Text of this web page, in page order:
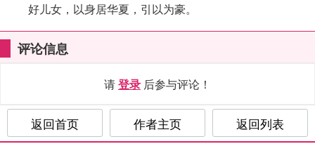
好儿女，以身居华夏，引以为豪。
评论信息
请登录 后参与评论！
返回首页 作者主页 返回列表